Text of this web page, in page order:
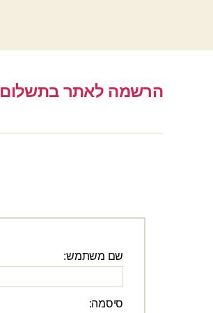
הרשמה לאתר בתשלום
שם משתמש:
סיסמה: